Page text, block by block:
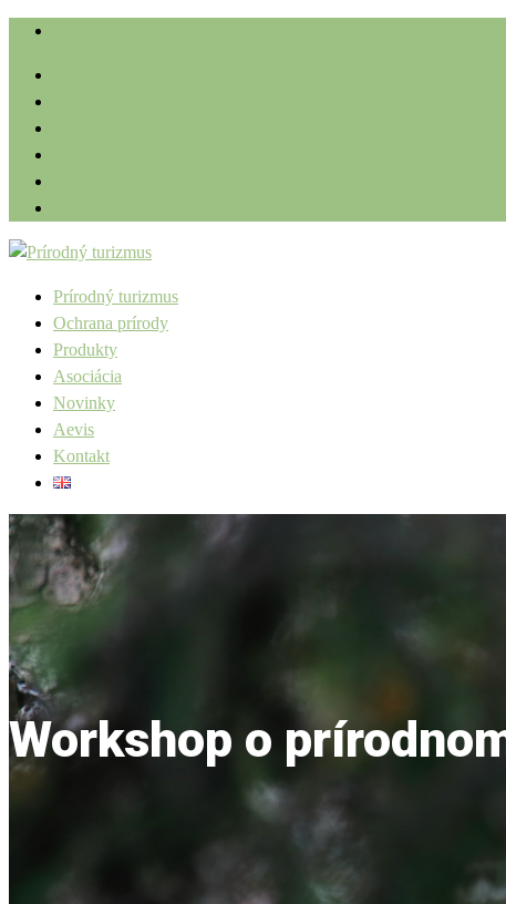
Prírodný turizmus
Ochrana prírody
Produkty
Asociácia
Novinky
Aevis
Kontakt
Workshop o